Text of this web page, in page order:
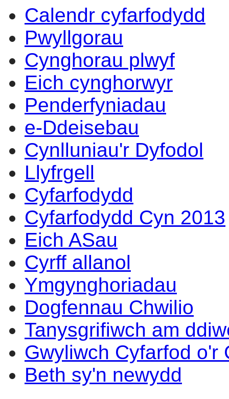
Calendr cyfarfodydd
Pwyllgorau
Cynghorau plwyf
Eich cynghorwyr
Penderfyniadau
e-Ddeisebau
Cynlluniau'r Dyfodol
Llyfrgell
Cyfarfodydd
Cyfarfodydd Cyn 2013
Eich ASau
Cyrff allanol
Ymgynghoriadau
Dogfennau Chwilio
Tanysgrifiwch am
Gwyliwch Cyfarfod o'r
Beth sy'n newydd